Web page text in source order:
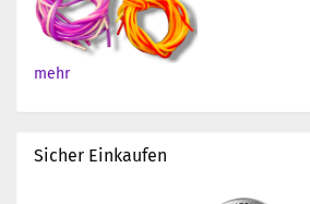
mehr
Sicher Einkaufen